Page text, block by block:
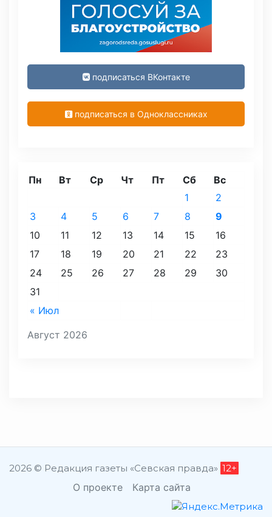
подписаться ВКонтакте
подписаться в Одноклассниках
Август 2026
Пн Вт Ср Чт Пт Сб Вс
« Июл
1
2
3
4 5 6 7 8
9
10
11 12 13 14 15
16
17
18 19 20 21 22
23
24
25 26 27 28 29
30
31
2026 © Редакция газеты «Севская правда» 12+
О проекте Карта сайта